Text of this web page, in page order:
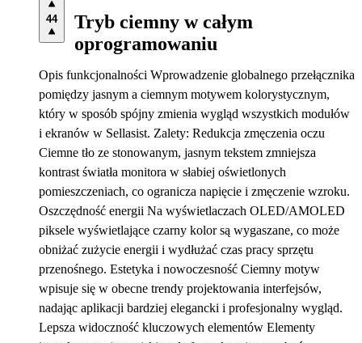
44
Tryb ciemny w całym
oprogramowaniu
Opis funkcjonalności Wprowadzenie globalnego przełącznika
pomiędzy jasnym a ciemnym motywem kolorystycznym,
który w sposób spójny zmienia wygląd wszystkich modułów
i ekranów w Sellasist. Zalety: Redukcja zmęczenia oczu
Ciemne tło ze stonowanym, jasnym tekstem zmniejsza
kontrast światła monitora w słabiej oświetlonych
pomieszczeniach, co ogranicza napięcie i zmęczenie wzroku.
Oszczędność energii Na wyświetlaczach OLED/AMOLED
piksele wyświetlające czarny kolor są wygaszane, co może
obniżać zużycie energii i wydłużać czas pracy sprzętu
przenośnego. Estetyka i nowoczesność Ciemny motyw
wpisuje się w obecne trendy projektowania interfejsów,
nadając aplikacji bardziej elegancki i profesjonalny wygląd.
Lepsza widoczność kluczowych elementów Elementy